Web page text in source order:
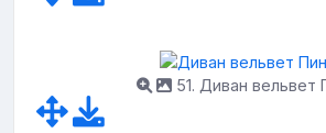
51. Диван вельвет